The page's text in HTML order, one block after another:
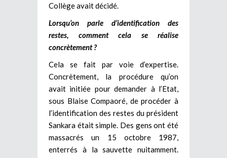
Collège avait décidé.
Lorsqu’on parle d’identification des
restes, comment cela se réalise
concrètement ?
Cela se fait par voie d’expertise.
Concrètement, la procédure qu’on
avait initiée pour demander à l’Etat,
sous Blaise Compaoré, de procéder à
l’identification des restes du président
Sankara était simple. Des gens ont été
massacrés un 15 octobre 1987,
enterrés à la sauvette nuitamment.